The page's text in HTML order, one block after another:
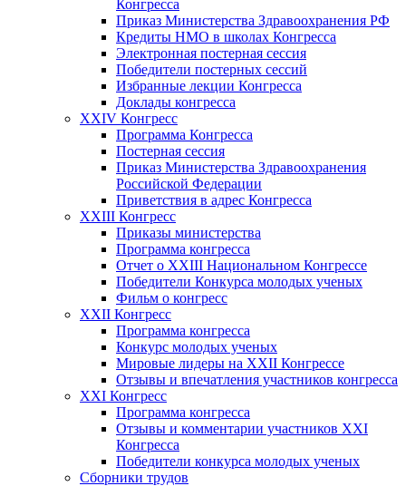
Конгресса
Приказ Министерства Здравоохранения РФ
Кредиты НМО в школах Конгресса
Электронная постерная сессия
Победители постерных сессий
Избранные лекции Конгресса
Доклады конгресса
XXIV Конгресс
Программа Конгресса
Постерная сессия
Приказ Министерства Здравоохранения
Российской Федерации
Приветствия в адрес Конгресса
XXIII Конгресс
Приказы министерства
Программа конгресса
Отчет о XXIII Национальном Конгрессе
Победители Конкурса молодых ученых
Фильм о конгресс
XXII Конгресс
Программа конгресса
Конкурс молодых ученых
Мировые лидеры на XXII Конгрессе
Отзывы и впечатления участников конгресса
XXI Конгресс
Программа конгресса
Отзывы и комментарии участников XXI
Конгресса
Победители конкурса молодых ученых
Сборники трудов